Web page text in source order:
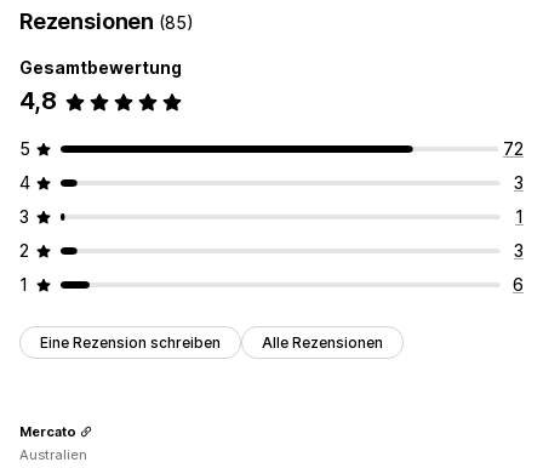
Rezensionen (85)
Gesamtbewertung
4,8
5
72
4
3
3
1
2
3
1
6
Eine Rezension schreiben Alle Rezensionen
Mercato
Australien